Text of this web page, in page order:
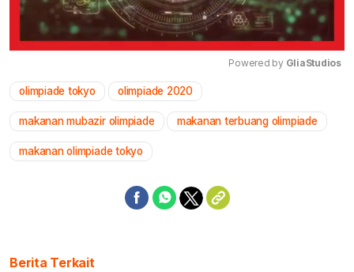
Powered by GliaStudios
olimpiade tokyo olimpiade 2020
makanan mubazir olimpiade makanan terbuang olimpiade
makanan olimpiade tokyo
Berita Terkait